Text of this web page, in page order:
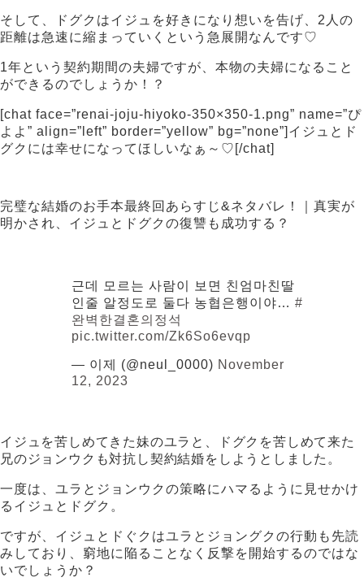
そして、ドグクはイジュを好きになり想いを告げ、2人の
距離は急速に縮まっていくという急展開なんです♡
1年という契約期間の夫婦ですが、本物の夫婦になること
ができるのでしょうか！？
[chat face=”renai-joju-hiyoko-350×350-1.png” name=”ぴ
よよ” align=”left” border=”yellow” bg=”none”]イジュとド
グクには幸せになってほしいなぁ～♡[/chat]
完璧な結婚のお手本最終回あらすじ&ネタバレ！｜真実が
明かされ、イジュとドグクの復讐も成功する？
근데 모르는 사람이 보면 친엄마친딸
인줄 알정도로 둘다 농협은행이야… #
완벽한결혼의정석
pic.twitter.com/Zk6So6evqp
— 이제 (@neul_0000) November
12, 2023
イジュを苦しめてきた妹のユラと、ドグクを苦しめて来た
兄のジョンウクも対抗し契約結婚をしようとしました。
一度は、ユラとジョンウクの策略にハマるように見せかけ
るイジュとドグク。
ですが、イジュとドぐクはユラとジョングクの行動も先読
みしており、窮地に陥ることなく反撃を開始するのではな
いでしょうか？